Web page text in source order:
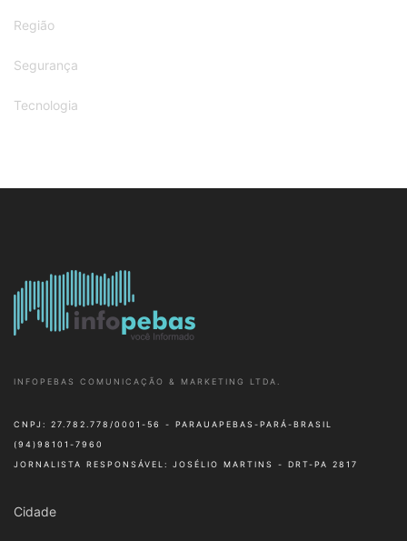
Região
Segurança
Tecnologia
INFOPEBAS COMUNICAÇÃO & MARKETING LTDA.
CNPJ: 27.782.778/0001-56 - PARAUAPEBAS-PARÁ-BRASIL
(94)98101-7960
JORNALISTA RESPONSÁVEL: JOSÉLIO MARTINS - DRT-PA 2817
Cidade